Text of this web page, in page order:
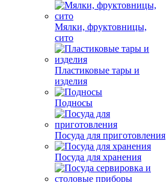
Мялки, фруктовницы,
сито
Пластиковые тары и
изделия
Подносы
Посуда для приготовления
Посуда для хранения